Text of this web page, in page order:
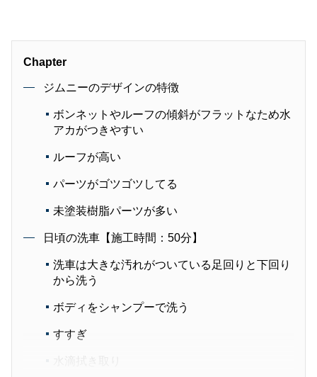
Chapter
ジムニーのデザインの特徴
ボンネットやルーフの傾斜がフラットなため水
アカがつきやすい
ルーフが高い
パーツがゴツゴツしてる
未塗装樹脂パーツが多い
日頃の洗車【施工時間：50分】
洗車は大きな汚れがついている足回りと下回り
から洗う
ボディをシャンプーで洗う
すすぎ